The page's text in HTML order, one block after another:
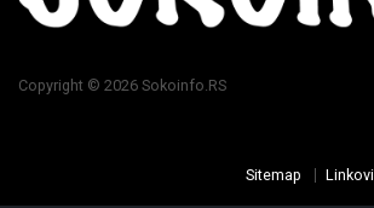
Copyright © 2026 Sokoinfo.RS
Sitemap Linkovi